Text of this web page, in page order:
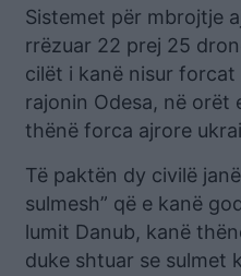
Sistemet për mbrojtje
rrëzuar 22 prej 25
cilët i kanë nisur
rajonin Odesa, në
thënë forca ajrore
Të paktën dy civilë
sulmesh” që e kanë
lumit Danub, kanë
duke shtuar se sulmet